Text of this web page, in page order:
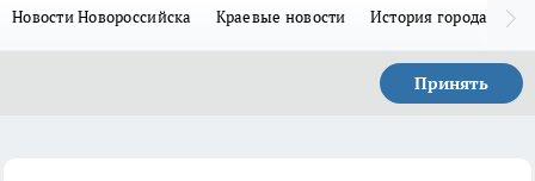
Новости Новороссийска Краевые новости История города Н
Принять